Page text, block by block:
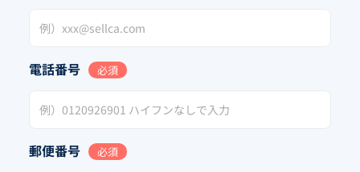
電話番号 必須
郵便番号 必須